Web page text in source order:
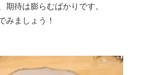
期待は膨らむばかりです。
みましょう！